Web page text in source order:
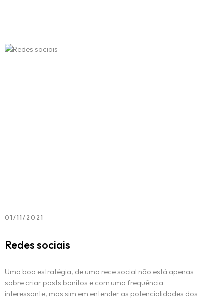
01/11/2021
Redes sociais
Uma boa estratégia, de uma rede social não está apenas
sobre criar posts bonitos e com uma frequência
interessante, mas sim em entender as potencialidades dos